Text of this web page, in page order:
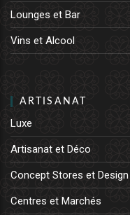
Lounges et Bar
Vins et Alcool
ARTISANAT
Luxe
Artisanat et Déco
Concept Stores et Design
Centres et Marchés